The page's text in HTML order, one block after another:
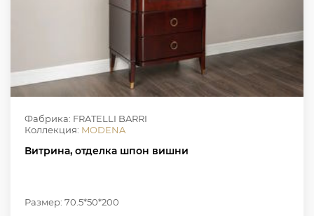
Фабрика: FRATELLI BARRI
Коллекция: MODENA
Витрина, отделка шпон вишни
Размер: 70.5*50*200